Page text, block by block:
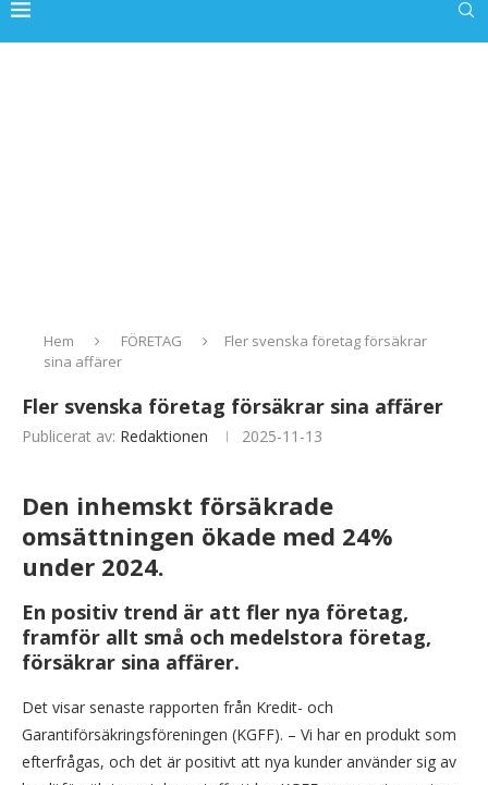
Hem FÖRETAG
Fler svenska företag försäkrar
sina affärer
Fler svenska företag försäkrar sina affärer
Publicerat av: Redaktionen 2025-11-13
Den inhemskt försäkrade
omsättningen ökade med 24%
under 2024.
En positiv trend är att fler nya företag,
framför allt små och medelstora företag,
försäkrar sina affärer.
Det visar senaste rapporten från Kredit- och
Garantiförsäkringsföreningen (KGFF). – Vi har en produkt som
efterfrågas, och det är positivt att nya kunder använder sig av